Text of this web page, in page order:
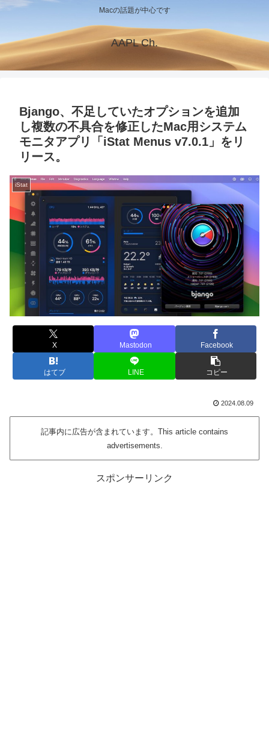
Macの話題が中心です
AAPL Ch.
Bjango、不足していたオプションを追加
し複数の不具合を修正したMac用システム
モニタアプリ「iStat Menus v7.0.1」をリ
リース。
iStat
X Mastodon Facebook
はてブ LINE コピー
2024.08.09
記事内に広告が含まれています。This article contains
advertisements.
スポンサーリンク